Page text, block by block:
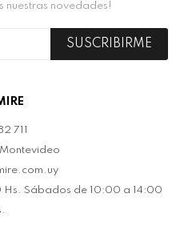
711
Hs. Sábados de 10:00 a 14:00
nuestras novedades!
SUSCRIBIRME